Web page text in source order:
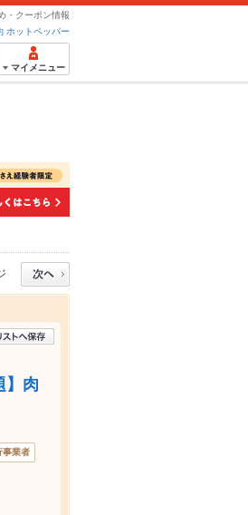
・クーポン情報
ホットペッパー
マイメニュー
】肉
事業者